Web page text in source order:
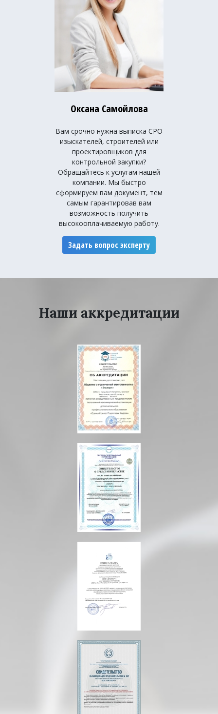
Оксана Самойлова
Вам срочно нужна выписка СРО
изыскателей, строителей или
проектировщиков для
контрольной закупки?
Обращайтесь к услугам нашей
компании. Мы быстро
сформируем вам документ, тем
самым гарантировав вам
возможность получить
высокооплачиваемую работу.
Задать вопрос эксперту
Наши аккредитации